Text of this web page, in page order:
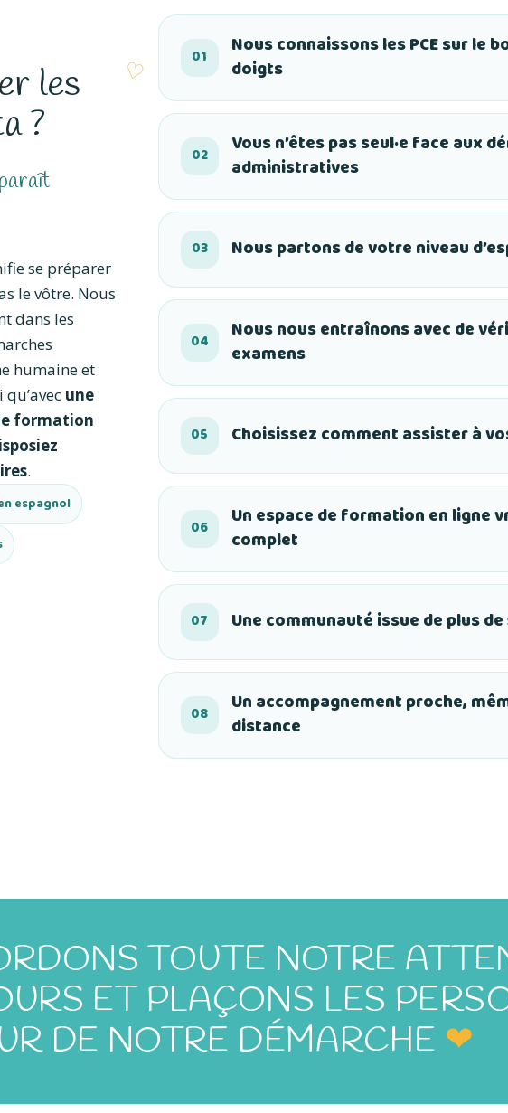
les
?
se préparer
le vôtre. Nous
dans les
humaine et
une
formation
.
espagnol
01
Nous connaissons les PCE sur le
doigts
02
Vous n’êtes pas seul·e face aux
administratives
03 Nous partons de votre niveau
04
Nous nous entraînons avec de
examens
05 Choisissez comment assister à
06
Un espace de formation en ligne
complet
07 Une communauté issue de plus
08
Un accompagnement proche,
distance
TOUTE NOTRE
ET PLAÇONS LES
DE NOTRE DÉMARCHE ❤